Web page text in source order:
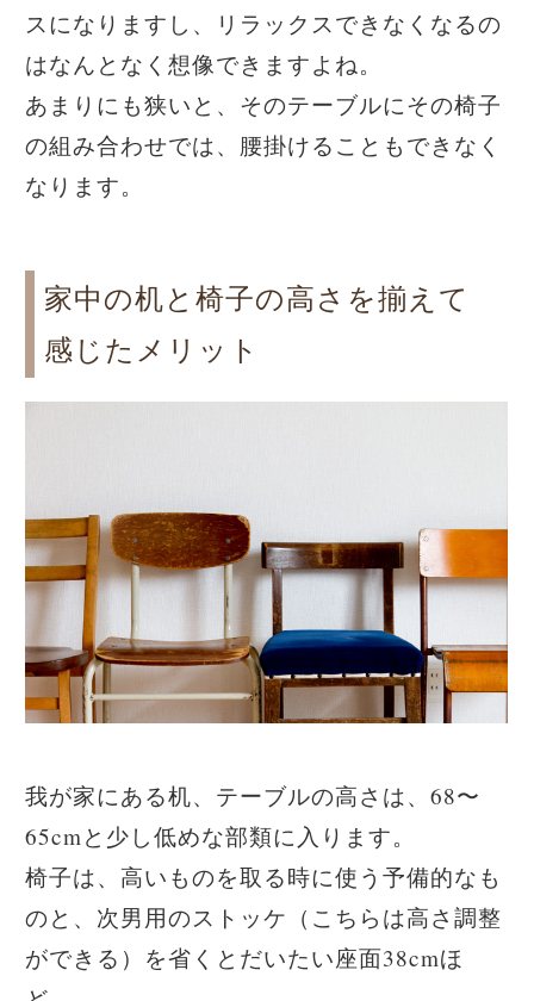
スになりますし、リラックスできなくなるの
はなんとなく想像できますよね。
あまりにも狭いと、そのテーブルにその椅子
の組み合わせでは、腰掛けることもできなく
なります。
家中の机と椅子の高さを揃えて
感じたメリット
我が家にある机、テーブルの高さは、68〜
65cmと少し低めな部類に入ります。
椅子は、高いものを取る時に使う予備的なも
のと、次男用のストッケ（こちらは高さ調整
ができる）を省くとだいたい座面38cmほ